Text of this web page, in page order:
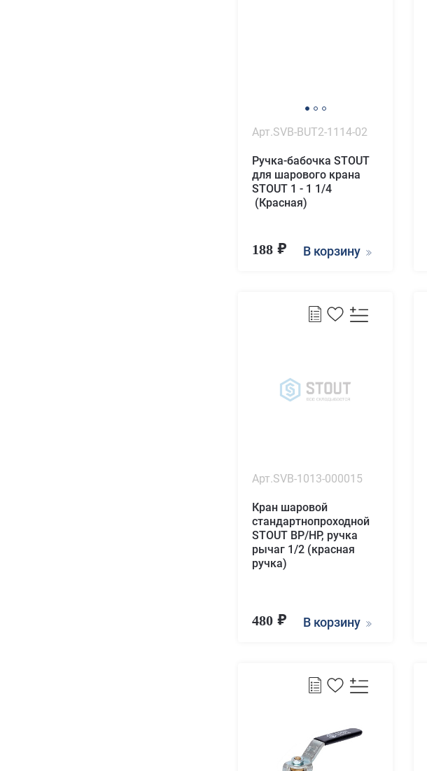
Арт.SVB-BUT2-1114-02
Ручка-бабочка STOUT
для шарового крана
STOUT 1 - 1 1/4
(Красная)
188 В корзину
Арт.SVB-1013-000015
Кран шаровой
стандартнопроходной
STOUT ВР/НР, ручка
рычаг 1/2 (красная
ручка)
480 В корзину